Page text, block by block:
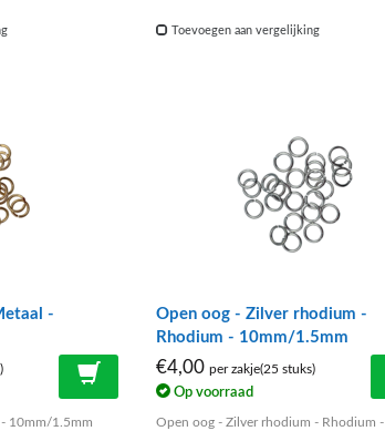
Toevoegen aan vergelijking
-
10mm/1.5mm
Open oog - Zilver rhodium -
Rhodium - 10mm/1.5mm
€4,00per zakje(25 stuks)
Op voorraad
Open oog - Zilver rhodium - Rhodium -